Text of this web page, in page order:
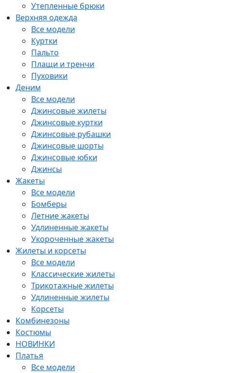
Утепленные брюки
Верхняя одежда
Все модели
Куртки
Пальто
Плащи и тренчи
Пуховики
Деним
Все модели
Джинсовые жилеты
Джинсовые куртки
Джинсовые рубашки
Джинсовые шорты
Джинсовые юбки
Джинсы
Жакеты
Все модели
Бомберы
Летние жакеты
Удлиненные жакеты
Укороченные жакеты
Жилеты и корсеты
Все модели
Классические жилеты
Трикотажные жилеты
Удлиненные жилеты
Корсеты
Комбинезоны
Костюмы
НОВИНКИ
Платья
Все модели